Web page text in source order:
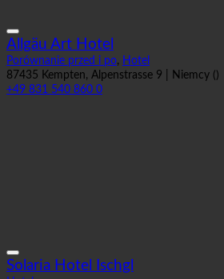
Allgäu Art Hotel
Porównanie przed i po
87435 Kempten, Alpenstrasse 9 | Niemcy ()
+49 831 540 860 0
Solaria Hotel Ischgl
Hotel